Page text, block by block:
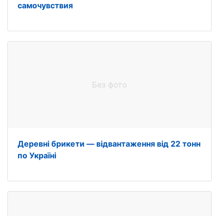
самочувствия
Без фото
Деревні брикети — відвантаження від 22 тонн
по Україні